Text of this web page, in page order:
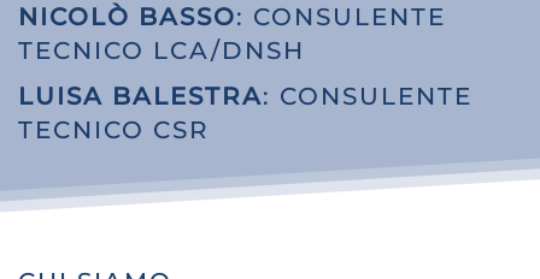
NICOLÒ BASSO: CONSULENTE
TECNICO LCA/DNSH
LUISA BALESTRA: CONSULENTE
TECNICO CSR